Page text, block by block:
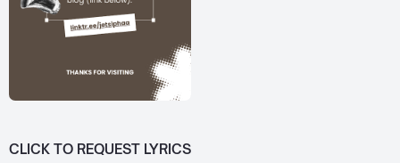
CLICK TO REQUEST LYRICS